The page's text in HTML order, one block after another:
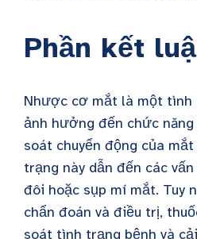
Phần kết
Nhược cơ mắt là một
ảnh hưởng đến chức
soát chuyển động của
trạng này dẫn đến các
đôi hoặc sụp mí mắt. Tuy
chẩn đoán và điều trị,
soát tình trạng bệnh và